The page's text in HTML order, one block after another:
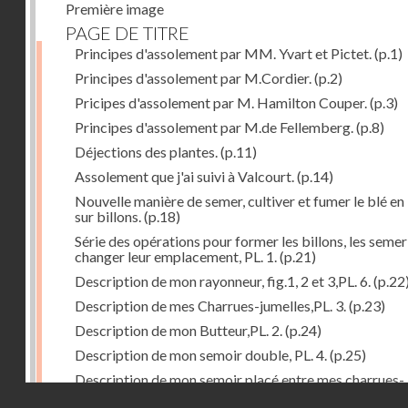
Première image
PAGE DE TITRE
Principes d'assolement par MM. Yvart et Pictet. (p.1)
Principes d'assolement par M.Cordier. (p.2)
Pricipes d'assolement par M. Hamilton Couper. (p.3)
Principes d'assolement par M.de Fellemberg. (p.8)
Déjections des plantes. (p.11)
Assolement que j'ai suivi à Valcourt. (p.14)
Nouvelle manière de semer, cultiver et fumer le blé en
sur billons. (p.18)
Série des opérations pour former les billons, les
changer leur emplacement, PL. 1. (p.21)
Description de mon rayonneur, fig.1, 2 et 3,PL. 6.
Description de mes Charrues-jumelles,PL. 3. (p.23)
Description de mon Butteur,PL. 2. (p.24)
Description de mon semoir double, PL. 4. (p.25)
Description de mon semoir placé entre mes charrues-